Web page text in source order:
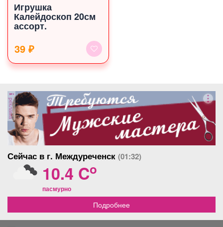
Игрушка
Калейдоскоп 20см
ассорт.
39 ₽
реклама
Сейчас в г. Междуреченск (01:32)
10.4 Co
пасмурно
Подробнее